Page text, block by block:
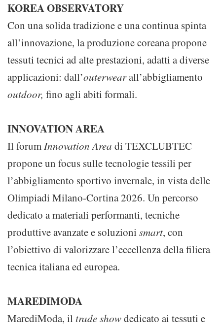
KOREA OBSERVATORY
Con una solida tradizione e una continua spinta
all’innovazione, la produzione coreana propone
tessuti tecnici ad alte prestazioni, adatti a diverse
applicazioni: dall’outerwearall’abbigliamento
outdoor, fino agli abiti formali.
INNOVATION AREA
Il forumInnovation Area di TEXCLUBTEC
propone un focus sulle tecnologie tessili per
l’abbigliamento sportivo invernale, in vista delle
Olimpiadi Milano-Cortina 2026. Un percorso
dedicato a materiali performanti, tecniche
produttive avanzate e soluzioni smart, con
l’obiettivo di valorizzare l’eccellenza della filiera
tecnica italiana ed europea.
MAREDIMODA
MarediModa, il trade showdedicato ai tessuti e